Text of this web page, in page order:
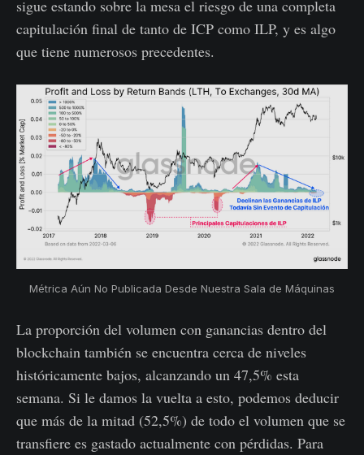
sigue estando sobre la mesa el riesgo de una completa
capitulación final de tanto de ICP como ILP, y es algo
que tiene numerosos precedentes.
Métrica Aún No Publicada Desde Nuestra Sala de Máquinas
La proporción del volumen con ganancias dentro del
blockchain también se encuentra cerca de niveles
históricamente bajos, alcanzando un 47,5% esta
semana. Si le damos la vuelta a esto, podemos deducir
que más de la mitad (52,5%) de todo el volumen que se
transfiere es gastado actualmente con pérdidas. Para